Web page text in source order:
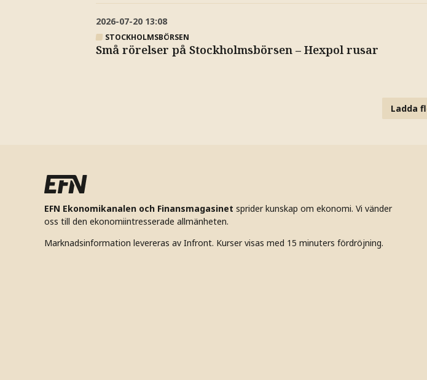
2026-07-20 13:08
STOCKHOLMSBÖRSEN
Små rörelser på Stockholmsbörsen – Hexpol rusar
Ladda
EFN Ekonomikanalen och Finansmagasinet sprider kunskap om ekonomi. Vi vänder
oss till den ekonomiintresserade allmänheten.
Marknadsinformation levereras av Infront. Kurser visas med 15 minuters fördröjning.